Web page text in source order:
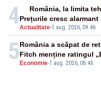
4Actualitate-1 aug. 2026, 09:46
România, la limita
Prețurile cresc
5 Economie-1 aug. 2026, 06:48
România a scăpat de
Fitch menține ratingul